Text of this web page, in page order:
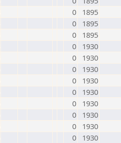
0
1895
0
1895
0
1895
0
1930
0
1930
0
1930
0
1930
0
1930
0
1930
0
1930
0
1930
0 1930